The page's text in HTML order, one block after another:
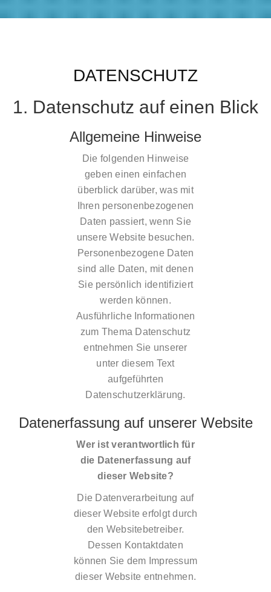
DATENSCHUTZ
1. Datenschutz auf einen Blick
Allgemeine Hinweise
Die folgenden Hinweise
geben einen einfachen
überblick darüber, was mit
Ihren personenbezogenen
Daten passiert, wenn Sie
unsere Website besuchen.
Personenbezogene Daten
sind alle Daten, mit denen
Sie persönlich identifiziert
werden können.
Ausführliche Informationen
zum Thema Datenschutz
entnehmen Sie unserer
unter diesem Text
aufgeführten
Datenschutzerklärung.
Datenerfassung auf unserer Website
Wer ist verantwortlich für
die Datenerfassung auf
dieser Website?
Die Datenverarbeitung auf
dieser Website erfolgt durch
den Websitebetreiber.
Dessen Kontaktdaten
können Sie dem Impressum
dieser Website entnehmen.